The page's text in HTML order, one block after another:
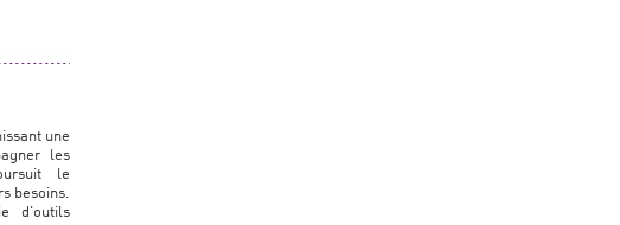
une
les
le
besoins.
d'outils